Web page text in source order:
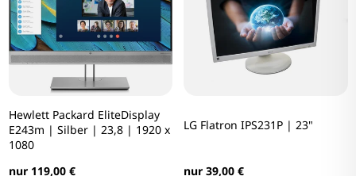
Hewlett Packard EliteDisplay
E243m | Silber | 23,8 | 1920 x
1080
nur 119,00 €
LG Flatron IPS231P | 23"
nur 39,00 €